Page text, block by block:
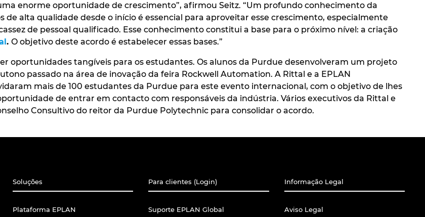
enorme oportunidade de crescimento”, afirmou Seitz. “Um profundo conhecimento da
de alta qualidade desde o início é essencial para aproveitar esse crescimento, especialmente
de pessoal qualificado. Esse conhecimento constitui a base para o próximo nível: a criação
. O objetivo deste acordo é estabelecer essas bases.”
oportunidades tangíveis para os estudantes. Os alunos da Purdue desenvolveram um projeto
passado na área de inovação da feira Rockwell Automation. A Rittal e a EPLAN
mais de 100 estudantes da Purdue para este evento internacional, com o objetivo de lhes
de entrar em contacto com responsáveis da indústria. Vários executivos da Rittal e
Consultivo do reitor da Purdue Polytechnic para consolidar o acordo.
Soluções
Plataforma EPLAN
Para clientes (Login)
Suporte EPLAN Global
Informação Legal
Aviso Legal